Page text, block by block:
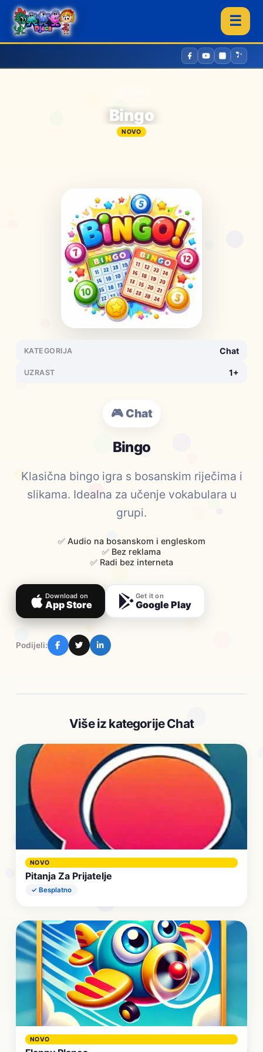
☰
Bingo
NOVO
KATEGORIJA Chat
UZRAST 1+
🎮 Chat
Bingo
Klasična bingo igra s bosanskim riječima i
slikama. Idealna za učenje vokabulara u
grupi.
✅ Audio na bosanskom i engleskom
✅ Bez reklama
✅ Radi bez interneta
Download on
App Store
Get it on
Google Play
Podijeli:
Više iz kategorije Chat
NOVO
Pitanja Za Prijatelje
✓ Besplatno
NOVO